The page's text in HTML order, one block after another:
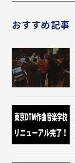
おすすめ記事